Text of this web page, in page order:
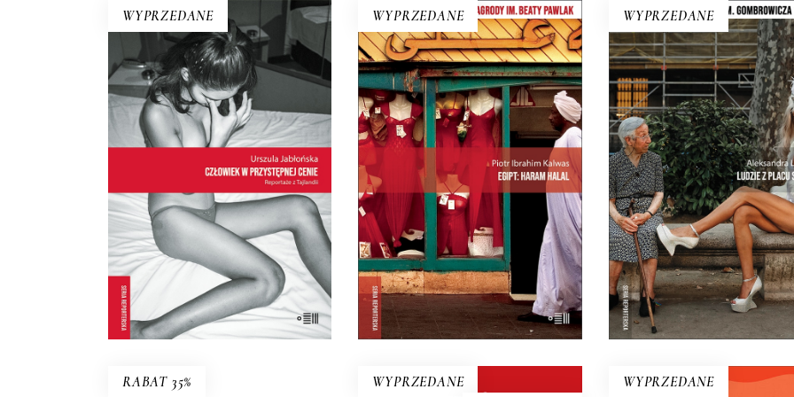
WYPRZEDANE
E-BOOK DO
KOSZYKA
CZŁOWIEK W
PRZYSTĘPNEJ CENIE.
REPORTAŻE Z TAJLANDII
Co kryje się za fasadą tajskiego
uśmiechu z folderów
turystycznych? Uwaga!
Przeczytaj tę książkę przed
podróżą do Tajlandii, ale nie
zabieraj jej ze sobą. Po lekturze
zrozumiesz dlaczego…
zł 17.50zł
WYPRZEDANE
E-BOOK DO
KOSZYKA
EGIPT: HARAM HALAL
„Haram” – to zakaz, „halal” –
przyzwolenie. I tak niektóre
lakiery do paznokci są dla
muzułmanek halal, niektóre
haram, ale ciężko się w tym
zorientować nawet Egipcjanom.
WYPRZEDANE
E-BOOK DO
KOSZYKA
LUDZIE Z PLACU
Intymny portret kraju
rozdrożu. Miejsca, w
się skończyło, a nowe
zaczęło. Reportaże o
krwi i kości, a nie z
folderu.
39.00zł 19.50zł
RABAT 35%SMUTEK RYB
WYPRZEDANE
WYPRZEDANE